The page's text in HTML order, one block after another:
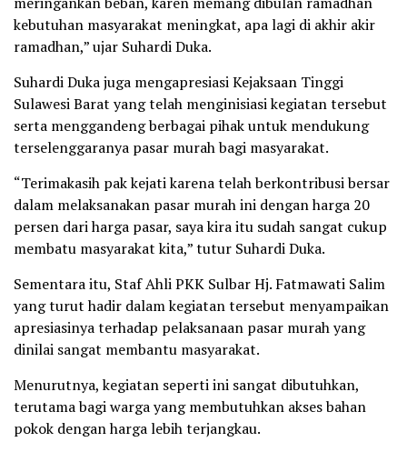
kebutuhan masyarakat meningkat, apa lagi di akhir akir
ramadhan,” ujar Suhardi Duka.
Suhardi Duka juga mengapresiasi Kejaksaan Tinggi
Sulawesi Barat yang telah menginisiasi kegiatan tersebut
serta menggandeng berbagai pihak untuk mendukung
terselenggaranya pasar murah bagi masyarakat.
“Terimakasih pak kejati karena telah berkontribusi bersar
dalam melaksanakan pasar murah ini dengan harga 20
persen dari harga pasar, saya kira itu sudah sangat cukup
membatu masyarakat kita,” tutur Suhardi Duka.
Sementara itu, Staf Ahli PKK Sulbar Hj. Fatmawati Salim
yang turut hadir dalam kegiatan tersebut menyampaikan
apresiasinya terhadap pelaksanaan pasar murah yang
dinilai sangat membantu masyarakat.
Menurutnya, kegiatan seperti ini sangat dibutuhkan,
terutama bagi warga yang membutuhkan akses bahan
pokok dengan harga lebih terjangkau.